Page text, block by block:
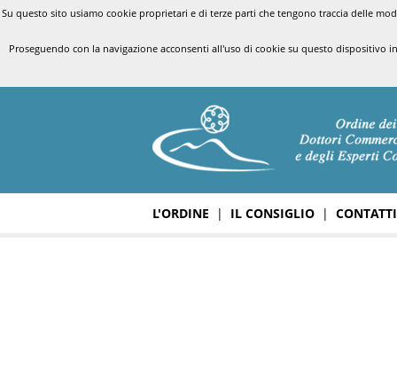
Su questo sito usiamo cookie proprietari e di terze parti che tengono traccia delle
Proseguendo con la navigazione acconsenti all'uso di cookie su questo dispositivo
L'ORDINE | IL CONSIGLIO | CONTATTI